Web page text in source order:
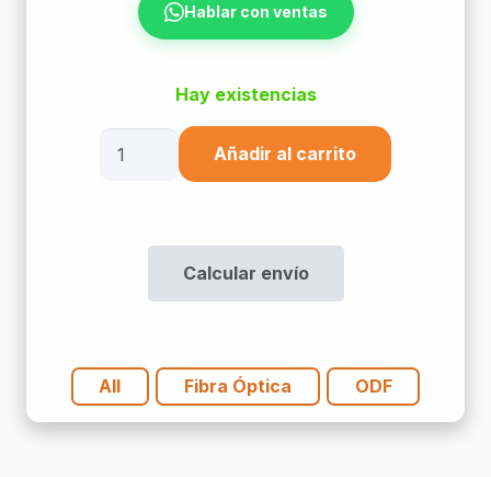
Hablar con ventas
Hay existencias
P/Fusion
Añadir al carrito
Calcular envío
All Fibra Óptica ODF